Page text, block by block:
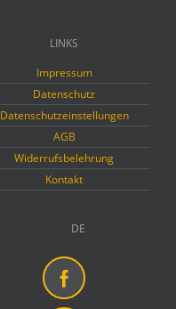
LINKS
Impressum
Datenschutz
Datenschutzeinstellungen
AGB
Widerrufsbelehrung
Kontakt
DE
Facebook